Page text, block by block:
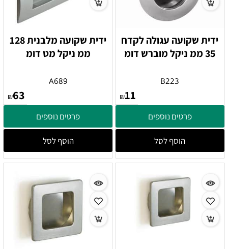
ידית שקועה עגולה לקדח
35 ממ ניקל מוברש דומ
B223
₪11
פרטים נוספים
הוסף לסל
ידית שקועה מלבנית 128
ממ ניקל מט דומ
A689
₪63
פרטים נוספים
הוסף לסל